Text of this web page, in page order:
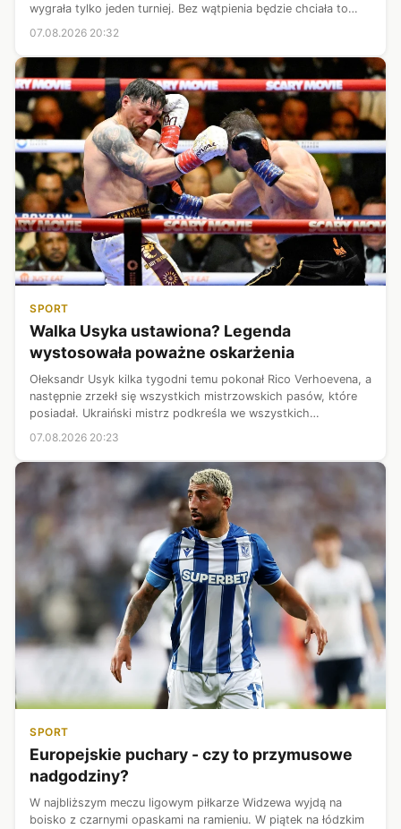
wygrała tylko jeden turniej. Bez wątpienia będzie chciała to
zmienić podczas turnieju WTA 1000 w Toronto. W 1/16 finału
07.08.2026 20:32
SPORT
Walka Usyka ustawiona? Legenda
wystosowała poważne oskarżenia
Ołeksandr Usyk kilka tygodni temu pokonał Rico Verhoevena, a
następnie zrzekł się wszystkich mistrzowskich pasów, które
posiadał. Ukraiński mistrz podkreśla we wszystkich
07.08.2026 20:23
SPORT
Europejskie puchary - czy to przymusowe
nadgodziny?
W najbliższym meczu ligowym piłkarze Widzewa wyjdą na
boisko z czarnymi opaskami na ramieniu. W piątek na łódzkim